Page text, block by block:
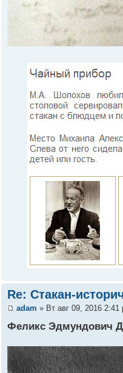
Re: Стакан-
adam » Вт авг 09, 2016 2:41
Феликс Эдмундович